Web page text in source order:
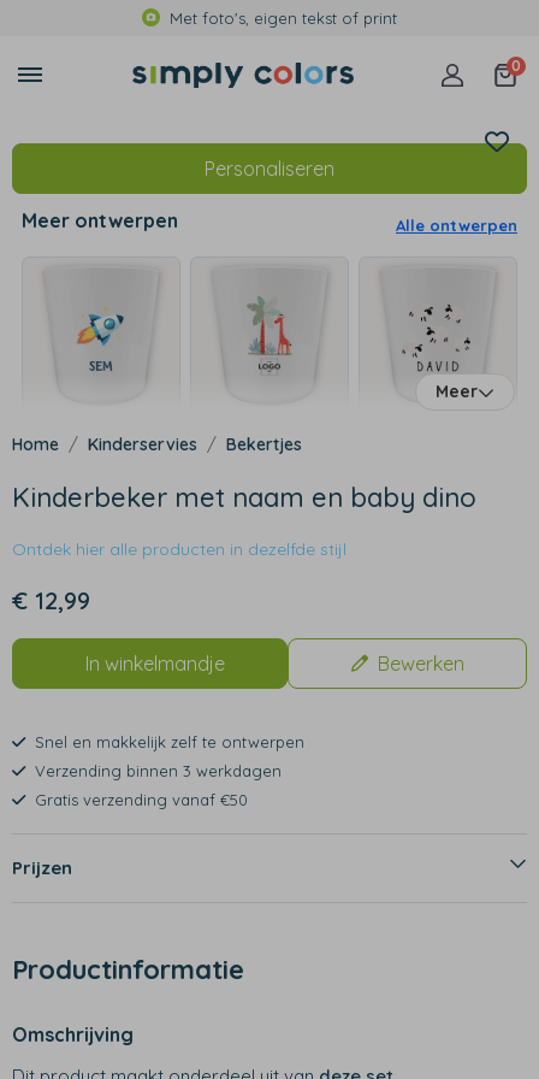
Met foto's, eigen tekst of print
0
Personaliseren
Meer ontwerpen Alle ontwerpen
Meer
Kinderservies Bekertjes
Kinderbeker met naam en baby dino
Ontdek hier alle producten in dezelfde stijl
€ 12,99
In winkelmandje Bewerken
Snel en makkelijk zelf te ontwerpen
Verzending binnen 3 werkdagen
Gratis verzending vanaf €50
Prijzen
Productinformatie
Omschrijving